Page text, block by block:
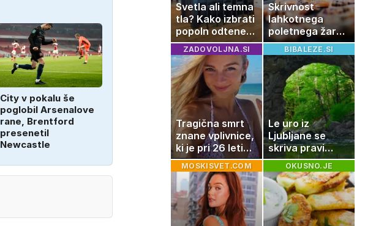
City v pokalu še
poglobil Arsenalove
rane, Brentford
presenetil
Newcastle
Svetla ali temna
tla? Kako izbrati
popoln odtenek
za vaš dom
Skrivnost
lahkotnega
poletnega žara,
po katerem ne
boste
potrebovali
popoldanskega
spanca
ZADOVOLJNA.SI
Tragična smrt
znane vplivnice,
ki je pri 26 letih
izgubila boj z
boleznijo
BIBALEZE.SI
Le uro iz
Ljubljane se
skriva pravi
naravni čudež:
izlet, ki bo
navdušil otroke
MOSKISVET.COM OKUSNO.JE